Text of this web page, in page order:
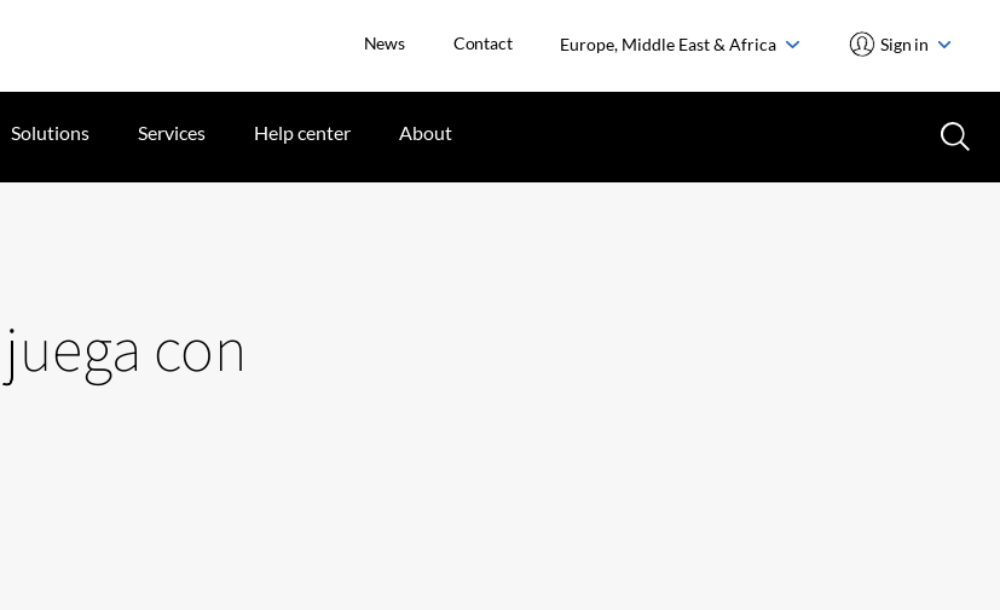
News Contact Europe, Middle East & Africa Sign in
Solutions Services Help center About
con